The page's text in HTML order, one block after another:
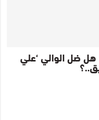
بو عبيد